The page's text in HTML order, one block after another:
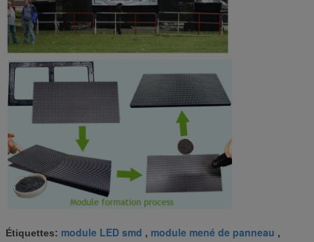
Étiquettes: module LED smd , module mené de panneau ,